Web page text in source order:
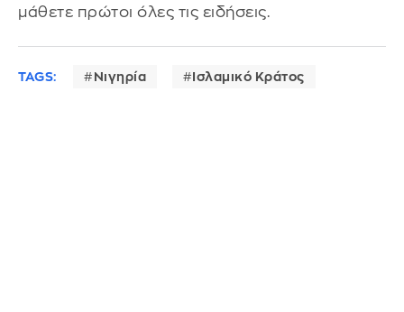
μάθετε πρώτοι όλες τις ειδήσεις.
TAGS: Νιγηρία Ισλαμικό Κράτος